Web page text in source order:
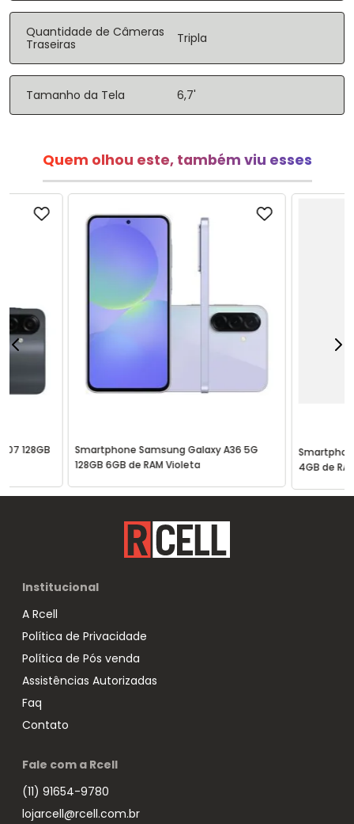
Quantidade de Câmeras
Traseiras
Tripla
Tamanho da Tela 6,7'
Quem olhou este, também viu esses
128GB
Smartphone Samsung Galaxy A36 5G
128GB 6GB de RAM Violeta
4GB de
Institucional
A Rcell
Política de Privacidade
Política de Pós venda
Assistências Autorizadas
Faq
Contato
Fale com a Rcell
(11) 91654-9780
lojarcell@rcell.com.br